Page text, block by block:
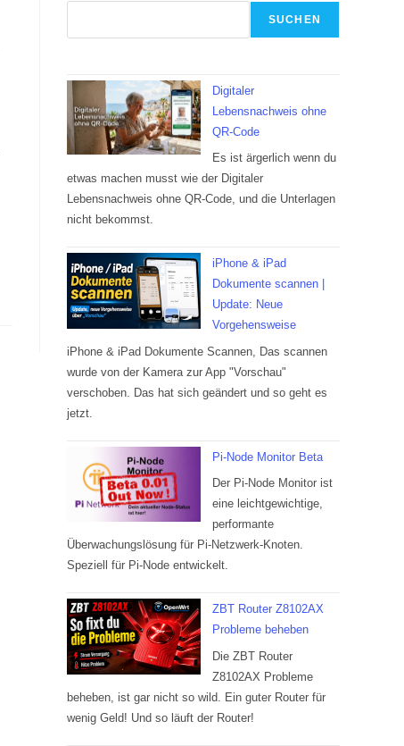
SUCHEN
Digitaler
Lebensnachweis ohne
QR-Code
Es ist ärgerlich wenn du
etwas machen musst wie der Digitaler
Lebensnachweis ohne QR-Code, und die Unterlagen
nicht bekommst.
iPhone & iPad
Dokumente scannen |
Update: Neue
Vorgehensweise
iPhone & iPad Dokumente Scannen, Das scannen
wurde von der Kamera zur App "Vorschau"
verschoben. Das hat sich geändert und so geht es
jetzt.
Pi-Node Monitor Beta
Der Pi-Node Monitor ist
eine leichtgewichtige,
performante
Überwachungslösung für Pi-Netzwerk-Knoten.
Speziell für Pi-Node entwickelt.
ZBT Router Z8102AX
Probleme beheben
Die ZBT Router
Z8102AX Probleme
beheben, ist gar nicht so wild. Ein guter Router für
wenig Geld! Und so läuft der Router!